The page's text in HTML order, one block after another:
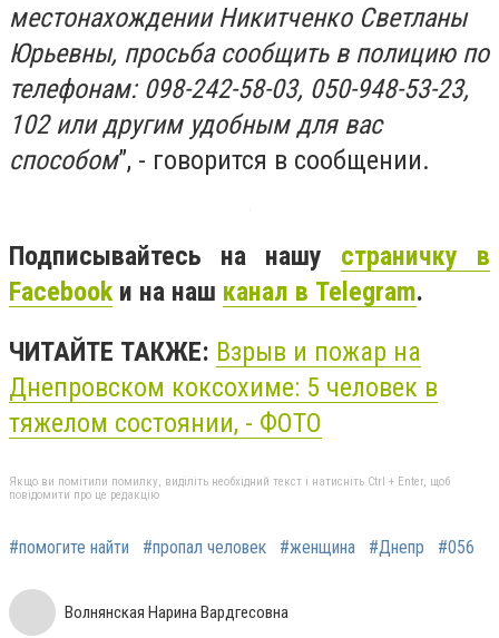
местонахождении Никитченко Светланы
Юрьевны, просьба сообщить в полицию по
телефонам: 098-242-58-03, 050-948-53-23,
102 или другим удобным для вас
способом”, - говорится в сообщении.
Подписывайтесь на нашу страничку в
Facebook и на наш канал в Telegram.
ЧИТАЙТЕ ТАКЖЕ: Взрыв и пожар на
Днепровском коксохиме: 5 человек в
тяжелом состоянии, - ФОТО
Якщо ви помітили помилку, виділіть необхідний текст і натисніть Ctrl + Enter, щоб
повідомити про це редакцію
#помогите найти #пропал человек #женщина #Днепр #056
Волнянская Нарина Вардгесовна